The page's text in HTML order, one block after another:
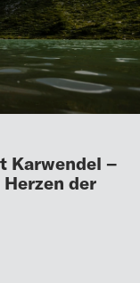
Karwendel –
der